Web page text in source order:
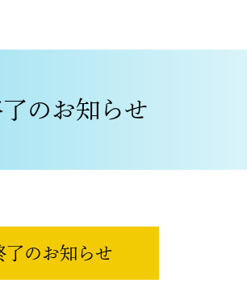
のお知らせ
のお知らせ